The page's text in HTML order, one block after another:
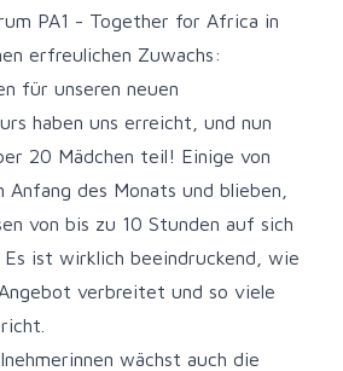
PA1 - Together for Africa in
erfreulichen Zuwachs:
für unseren neuen
haben uns erreicht, und nun
20 Mädchen teil! Einige von
Anfang des Monats und blieben,
von bis zu 10 Stunden auf sich
Es ist wirklich beeindruckend, wie
verbreitet und so viele
wächst auch die